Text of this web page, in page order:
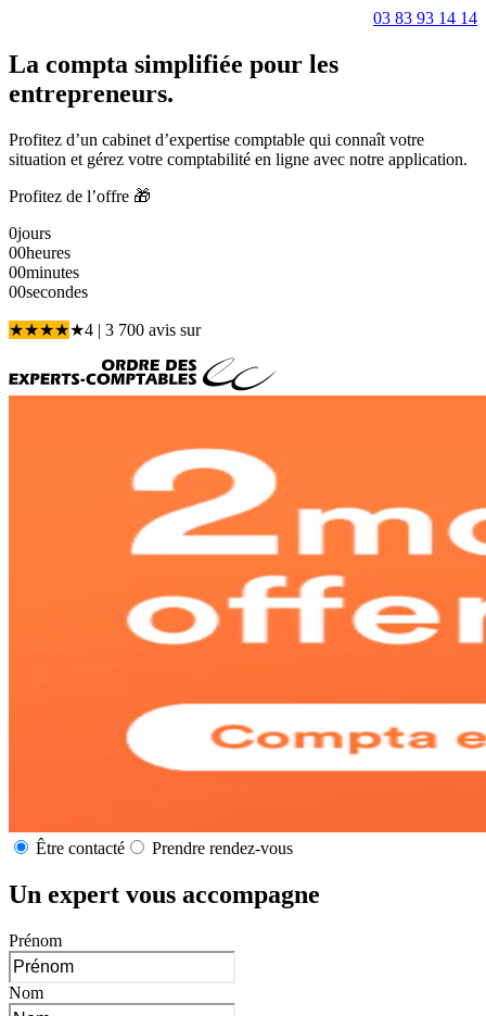
03 83 93 14 14
La compta simplifiée pour les
entrepreneurs.
Profitez d’un cabinet d’expertise comptable qui connaît votre
situation et gérez votre comptabilité en ligne avec notre application.
Profitez de l’offre 🎁
0jours
00heures
00minutes
00secondes
★★★★★4 | 3 700 avis sur
Être contacté Prendre rendez-vous
Un expert vous accompagne
Prénom
Nom